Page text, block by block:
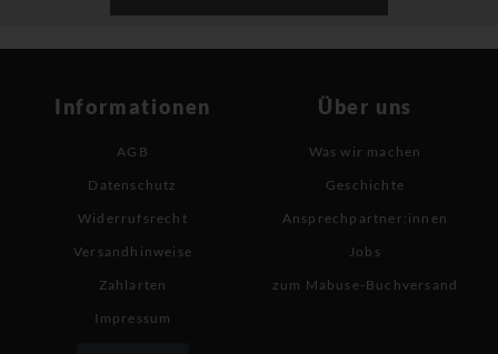
Informationen
AGB
Datenschutz
Widerrufsrecht
Versandhinweise
Zahlarten
Impressum
Über uns
Was wir machen
Geschichte
Ansprechpartner:innen
Jobs
zum Mabuse-Buchversand